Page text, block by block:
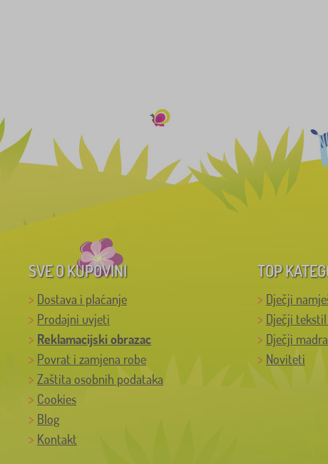
SVE O KUPOVINI
Dostava i plaćanje
Prodajni uvjeti
Reklamacijski obrazac
Povrat i zamjena robe
Zaštita osobnih podataka
Cookies
Blog
Kontakt
TOP
Dječji
Dječji
Dječji
Noviteti